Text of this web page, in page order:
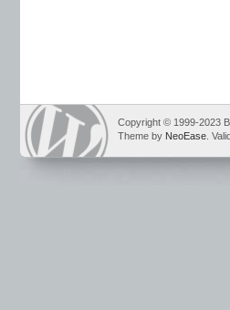
Copyright © 1999-2023
Theme by NeoEase .